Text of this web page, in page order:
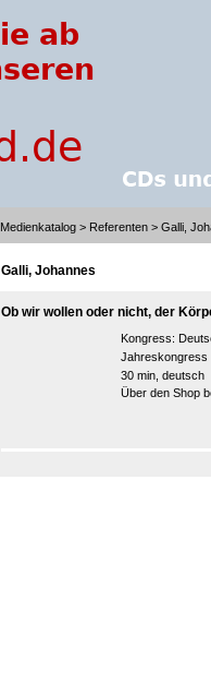
Medienkatalog > Referenten > Galli,
Galli, Johannes
Ob wir wollen oder nicht, der
Kongress:
Jahreskongress
30 min, deutsch
Über den Shop